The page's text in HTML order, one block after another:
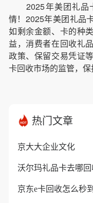
2025年美团礼品
情！2025年美团礼品
如剩余金额、卡的种
益，消费者在回收礼
政策、保留交易凭证
卡回收市场的监管，保
热门文章
京大大企业文化